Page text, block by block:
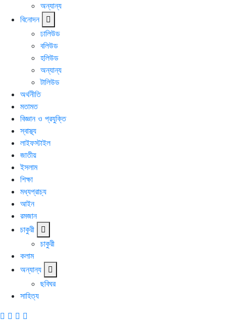
অন্যান্য
বিনোদন
ঢালিউড
বলিউড
হলিউড
অন্যান্য
টালিউড
অর্থনীতি
মতামত
বিজ্ঞান ও প্রযুক্তি
স্বাস্থ্য
লাইফস্টাইল
জাতীয়
ইসলাম
শিক্ষা
মধ্যপ্রাচ্য
আইন
রমজান
চাকুরী
চাকুরী
কলাম
অন্যান্য
ছবিঘর
সাহিত্য